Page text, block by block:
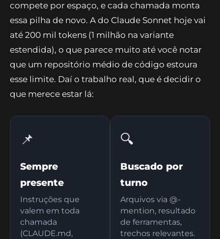
compete por espaço, e cada chamada monta
essa pilha de novo. A do Claude Sonnet hoje vai
até 200 mil tokens (1 milhão na variante
estendida), o que parece muito até você notar
que um repositório médio de código estoura
esse limite. Daí o trabalho real, que é decidir o
que merece estar lá:
📌
Sempre
presente
Instruções que
valem em toda
chamada
(CLAUDE.md,
🔍
Buscado por
turno
Arquivos via @-
mention, resultado
de ferramentas,
trechos relevantes.